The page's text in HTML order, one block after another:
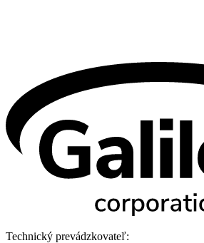
Technický prevádzkovateľ: